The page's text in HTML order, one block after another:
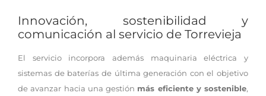
Innovación, sostenibilidad y
comunicación al servicio de Torrevieja
El servicio incorpora además maquinaria eléctrica y
sistemas de baterías de última generación con el objetivo
de avanzar hacia una gestión más eficiente y sostenible,